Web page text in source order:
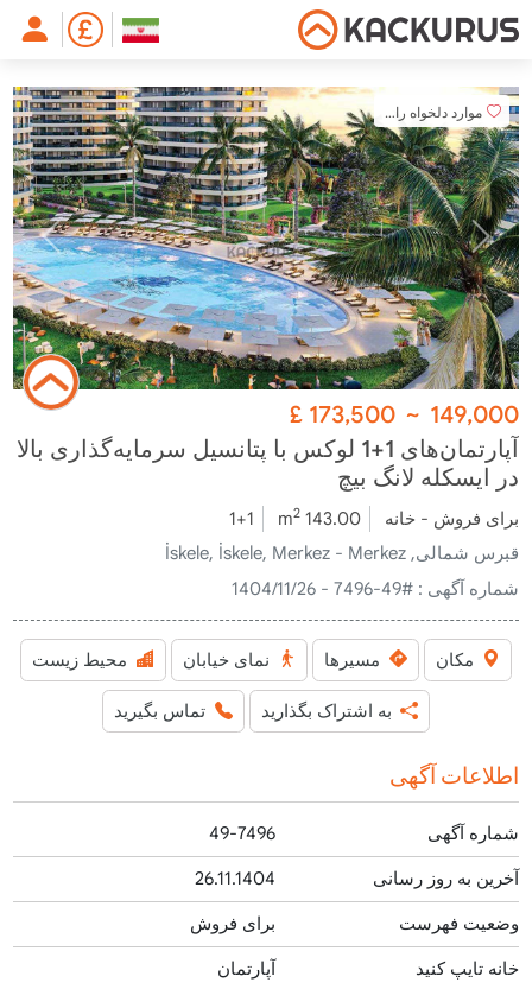
موارد دلخواه را اضافه کنید
149,000
~
173,500
£
آپارتمان‌های 1+1 لوکس با پتانسیل سرمایه‌گذاری بالا
در ایسکله لانگ بیچ
برای فروش - خانه 143.00 m
2
1+1
قبرس شمالی, İskele, İskele, Merkez - Merkez
شماره آگهی : #49-7496 - 1404/11/26
مکان مسیرها نمای خیابان محیط زیست
به اشتراک بگذارید تماس بگیرید
اطلاعات آگهی
شماره آگهی 49-7496
آخرین به روز رسانی 26.11.1404
وضعیت فهرست برای فروش
خانه تایپ کنید آپارتمان